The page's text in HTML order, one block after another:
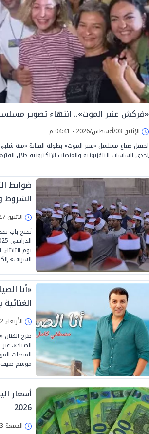
«فركش عنبر الموت».. انتهاء تصوير
الإثنين 03/أغسطس/2026 - 04:41 م
احتفل صناع مسلسل «عنبر الموت» بطولة الفنانة «منة
إحدى الشاشات التلفزيونية والمنصات الإلكترونية خلال
الشروط
الإثنين 27/يوليو/2026 - 04:09 م
تُفتح باب
الشريف»
«أنا
الغنائية
الأربعاء 22/يوليو/2026 - 07:35 م
طرح الفنان
الصياد»،
المنصات
موسم صيف 2026.
2026
الجمعة 03/يوليو/2026 - 10:30 ص